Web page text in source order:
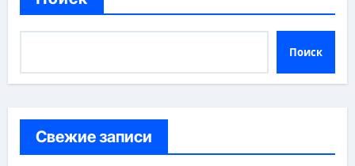
Поиск
Свежие записи